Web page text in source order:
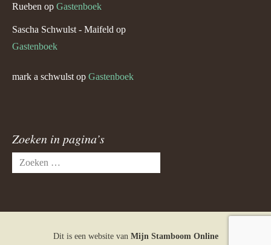
Rueben op Gastenboek
Sascha Schwulst - Maifeld op
Gastenboek
mark a schwulst op Gastenboek
Zoeken in pagina’s
Zoeken
naar:
Dit is een website van Mijn Stamboom Online